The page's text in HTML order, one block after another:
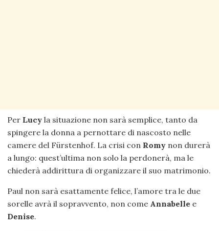
Per Lucy la situazione non sarà semplice, tanto da
spingere la donna a pernottare di nascosto nelle
camere del Fürstenhof. La crisi con Romy non durerà
a lungo: quest’ultima non solo la perdonerà, ma le
chiederà addirittura di organizzare il suo matrimonio.
Paul non sarà esattamente felice, l’amore tra le due
sorelle avrà il sopravvento, non come Annabelle e
Denise.